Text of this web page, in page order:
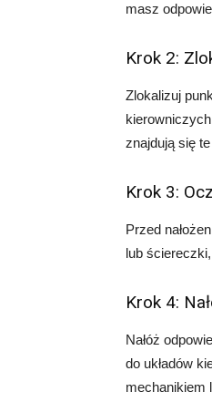
masz
Krok 2:
Zlokalizuj
znajdują się
Krok 3:
Przed
lub
Krok 4:
Nałóż
do układów
mechanikiem